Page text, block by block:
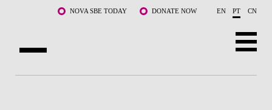
Saltar para o conteúdo principalNOVA SBE TODAY DONATE NOW EN PT CN